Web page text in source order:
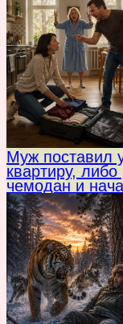
Муж поставил
квартиру,
чемодан и